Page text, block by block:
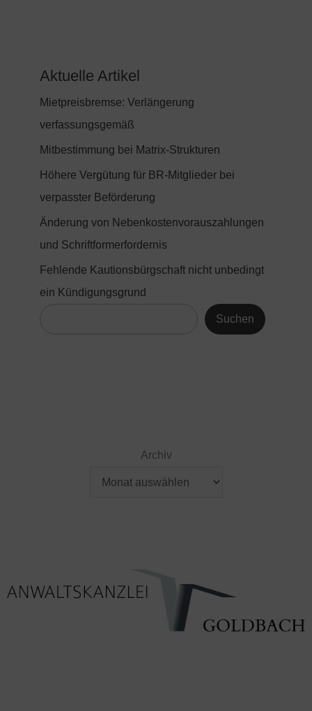
Aktuelle Artikel
Mietpreisbremse: Verlängerung
verfassungsgemäß
Mitbestimmung bei Matrix-Strukturen
Höhere Vergütung für BR-Mitglieder bei
verpasster Beförderung
Änderung von Nebenkostenvorauszahlungen
und Schriftformerfordernis
Fehlende Kautionsbürgschaft nicht unbedingt
ein Kündigungsgrund
Suchen
Archiv